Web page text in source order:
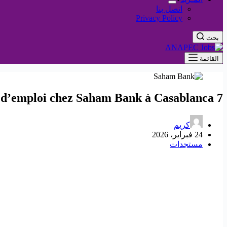
اتصل بنا
Privacy Policy
بحث
القائمة
7 Nouvelles offres d’emploi chez Saham Bank à Casablanca
كريم
24 فبراير، 2026
مستجدات